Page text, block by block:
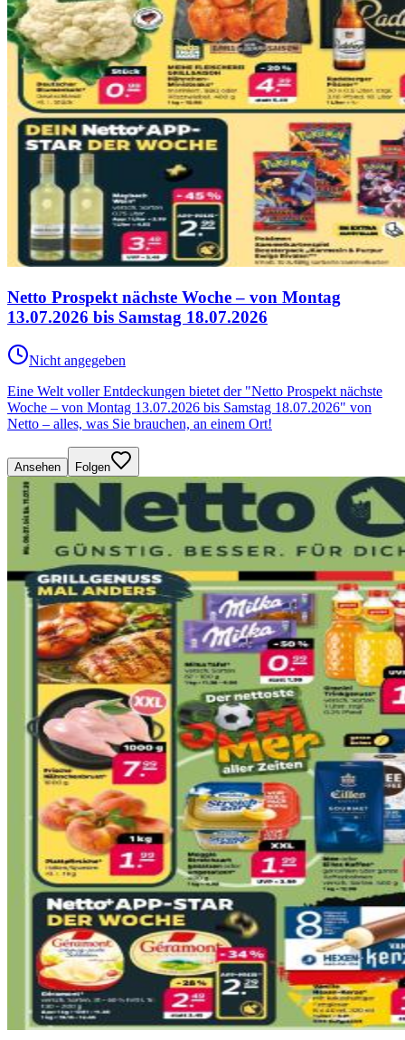
Netto Prospekt nächste Woche – von Montag
13.07.2026 bis Samstag 18.07.2026
Nicht angegeben
Eine Welt voller Entdeckungen bietet der "Netto Prospekt nächste
Woche – von Montag 13.07.2026 bis Samstag 18.07.2026" von
Netto – alles, was Sie brauchen, an einem Ort!
Ansehen Folgen